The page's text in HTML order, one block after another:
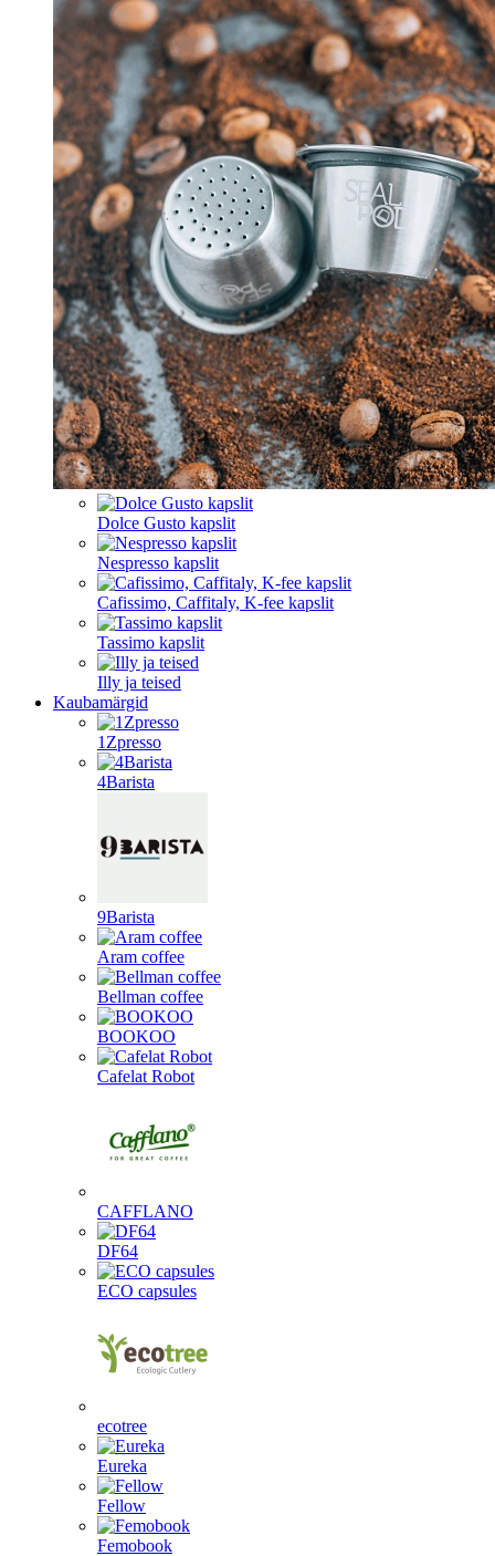
Dolce Gusto kapslit
Nespresso kapslit
Cafissimo, Caffitaly, K-fee kapslit
Tassimo kapslit
Illy ja teised
Kaubamärgid
1Zpresso
4Barista
9Barista
Aram coffee
Bellman coffee
BOOKOO
Cafelat Robot
CAFFLANO
DF64
ECO capsules
ecotree
Eureka
Fellow
Femobook